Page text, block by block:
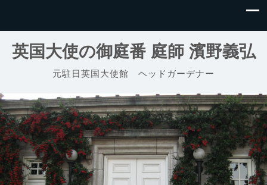
英国大使の御庭番 庭師 濱野義弘
元駐日英国大使館 ヘッドガーデナー